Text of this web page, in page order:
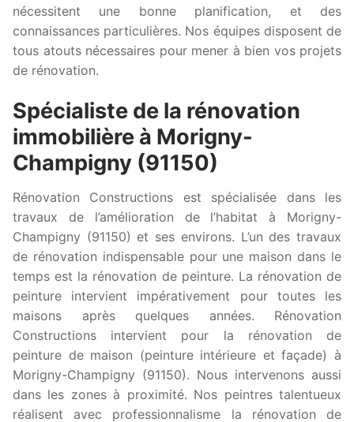
nécessitent une bonne planification, et des
connaissances particulières. Nos équipes disposent de
tous atouts nécessaires pour mener à bien vos projets
de rénovation.
Spécialiste de la rénovation
immobilière à Morigny-
Champigny (91150)
Rénovation Constructions est spécialisée dans les
travaux de l’amélioration de l’habitat à Morigny-
Champigny (91150) et ses environs. L’un des travaux
de rénovation indispensable pour une maison dans le
temps est la rénovation de peinture. La rénovation de
peinture intervient impérativement pour toutes les
maisons après quelques années. Rénovation
Constructions intervient pour la rénovation de
peinture de maison (peinture intérieure et façade) à
Morigny-Champigny (91150). Nous intervenons aussi
dans les zones à proximité. Nos peintres talentueux
réalisent avec professionnalisme la rénovation de